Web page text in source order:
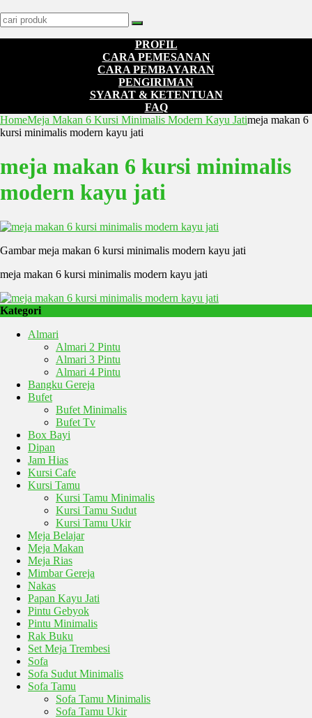
PROFIL
CARA PEMESANAN
CARA PEMBAYARAN
PENGIRIMAN
SYARAT & KETENTUAN
FAQ
HomeMeja Makan 6 Kursi Minimalis Modern Kayu Jatimeja makan 6
kursi minimalis modern kayu jati
meja makan 6 kursi minimalis
modern kayu jati
Gambar meja makan 6 kursi minimalis modern kayu jati
meja makan 6 kursi minimalis modern kayu jati
Kategori
Almari
Almari 2 Pintu
Almari 3 Pintu
Almari 4 Pintu
Bangku Gereja
Bufet
Bufet Minimalis
Bufet Tv
Box Bayi
Dipan
Jam Hias
Kursi Cafe
Kursi Tamu
Kursi Tamu Minimalis
Kursi Tamu Sudut
Kursi Tamu Ukir
Meja Belajar
Meja Makan
Meja Rias
Mimbar Gereja
Nakas
Papan Kayu Jati
Pintu Gebyok
Pintu Minimalis
Rak Buku
Set Meja Trembesi
Sofa
Sofa Sudut Minimalis
Sofa Tamu
Sofa Tamu Minimalis
Sofa Tamu Ukir